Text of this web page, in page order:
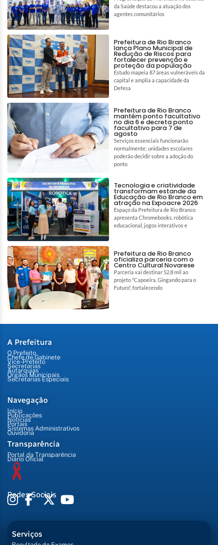
da Saúde destacou a atuação dos
agentes comunitários
Prefeitura de Rio Branco
lança Plano Municipal de
Redução de Riscos para
fortalecer prevenção e
proteção da população
Estudo mapeia 87 áreas vulneráveis da
capital e amplia a capacidade da
Defesa
Prefeitura de Rio Branco
mantém ponto facultativo
no dia 6 e decreta ponto
facultativo para 7 de
agosto
Serviços essenciais funcionarão
normalmente; unidades escolares
poderão decidir sobre a adoção do
ponto
Tecnologia e criatividade
transformam estande da
Educação de Rio Branco em
atração na Expoacre 2026
Espaço da Prefeitura de Rio Branco
apresenta Chromebooks, robótica
educacional, jogos interativos e
Prefeitura de Rio Branco
oficializa parceria com o
Centro Cultural Novarese
Parceria vai destinar 52,8 mil ao
projeto "Capoeira, Gingando para o
Futuro", fortalecendo
A Prefeitura
O Prefeito
Chefe de Gabinete
Vice-Prefeito
Secretarias
Autarquias
Órgãos Municipais
Secretarias Especiais
Navegação
Início
Publicações
Notícias
Portais
Sistemas Administrativos
Ouvidoria
Transparência
Portal da Transparência
Diário Oficial
Redes Sociais
Serviços